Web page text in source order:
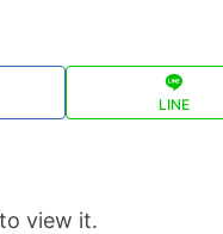
LINE
view it.